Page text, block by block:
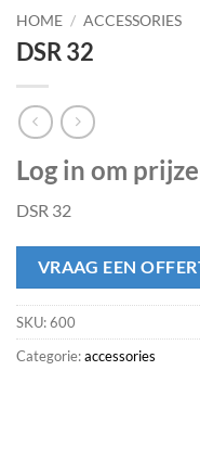
HOME / ACCESSORIES
DSR 32
Log in om
DSR 32
VRAAG EEN
SKU:600
Categorie:accessories